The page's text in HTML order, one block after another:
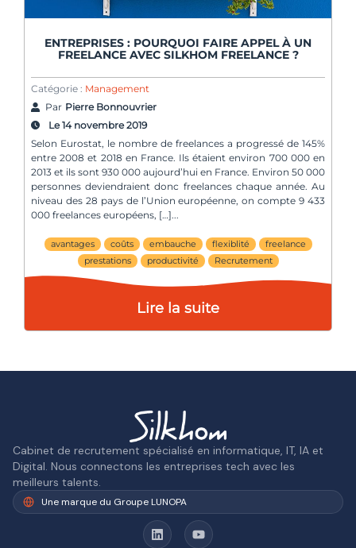
ENTREPRISES : POURQUOI FAIRE APPEL À UN
FREELANCE AVEC SILKHOM FREELANCE ?
Catégorie : Management
Par Pierre Bonnouvrier
Le 14 novembre 2019
Selon Eurostat, le nombre de freelances a progressé de 145%
entre 2008 et 2018 en France. Ils étaient environ 700 000 en
2013 et ils sont 930 000 aujourd’hui en France. Environ 50 000
personnes deviendraient donc freelances chaque année. Au
niveau des 28 pays de l’Union européenne, on compte 9 433
000 freelances européens, […]
avantages coûts embauche flexiblité
freelance
prestations
productivité Recrutement
Lire la suite
Cabinet de recrutement spécialisé en informatique, IT, IA et
Digital. Nous connectons les entreprises tech avec les
meilleurs talents.
Une marque du Groupe LUNOPA